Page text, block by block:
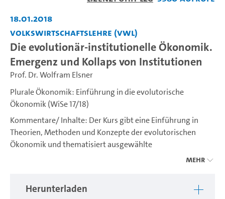
18.01.2018
Volkswirtschaftslehre (VWL)
Die evolutionär-institutionelle Ökonomik.
Emergenz und Kollaps von Institutionen
Prof. Dr. Wolfram Elsner
Plurale Ökonomik: Einführung in die evolutorische
Ökonomik (WiSe 17/18)
Kommentare/ Inhalte: Der Kurs gibt eine Einführung in
Theorien, Methoden und Konzepte der evolutorischen
Ökonomik und thematisiert ausgewählte
Anwendungsbereiche. Die evolutorische Ökonomik befasst
interdisziplinär, beispielsweise mit Rückgriff auf
Mehr
Herunterladen